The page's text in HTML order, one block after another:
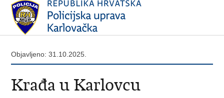
Objavljeno: 31.10.2025.
Krađa u Karlovcu